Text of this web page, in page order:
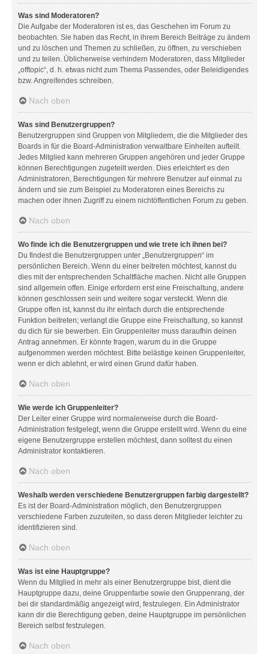
Was sind Moderatoren?
Die Aufgabe der Moderatoren ist es, das Geschehen im Forum zu
beobachten. Sie haben das Recht, in ihrem Bereich Beiträge zu ändern
und zu löschen und Themen zu schließen, zu öffnen, zu verschieben
und zu teilen. Üblicherweise verhindern Moderatoren, dass Mitglieder
„offtopic“, d. h. etwas nicht zum Thema Passendes, oder Beleidigendes
bzw. Angreifendes schreiben.
Nach oben
Was sind Benutzergruppen?
Benutzergruppen sind Gruppen von Mitgliedern, die die Mitglieder des
Boards in für die Board-Administration verwaltbare Einheiten aufteilt.
Jedes Mitglied kann mehreren Gruppen angehören und jeder Gruppe
können Berechtigungen zugeteilt werden. Dies erleichtert es den
Administratoren, Berechtigungen für mehrere Benutzer auf einmal zu
ändern und sie zum Beispiel zu Moderatoren eines Bereichs zu
machen oder ihnen Zugriff zu einem nichtöffentlichen Forum zu geben.
Nach oben
Wo finde ich die Benutzergruppen und wie trete ich ihnen bei?
Du findest die Benutzergruppen unter „Benutzergruppen“ im
persönlichen Bereich. Wenn du einer beitreten möchtest, kannst du
dies mit der entsprechenden Schaltfläche machen. Nicht alle Gruppen
sind allgemein offen. Einige erfordern erst eine Freischaltung, andere
können geschlossen sein und weitere sogar versteckt. Wenn die
Gruppe offen ist, kannst du ihr einfach durch die entsprechende
Funktion beitreten; verlangt die Gruppe eine Freischaltung, so kannst
du dich für sie bewerben. Ein Gruppenleiter muss daraufhin deinen
Antrag annehmen. Er könnte fragen, warum du in die Gruppe
aufgenommen werden möchtest. Bitte belästige keinen Gruppenleiter,
wenn er dich ablehnt, er wird einen Grund dafür haben.
Nach oben
Wie werde ich Gruppenleiter?
Der Leiter einer Gruppe wird normalerweise durch die Board-
Administration festgelegt, wenn die Gruppe erstellt wird. Wenn du eine
eigene Benutzergruppe erstellen möchtest, dann solltest du einen
Administrator kontaktieren.
Nach oben
Weshalb werden verschiedene Benutzergruppen farbig dargestellt?
Es ist der Board-Administration möglich, den Benutzergruppen
verschiedene Farben zuzuteilen, so dass deren Mitglieder leichter zu
identifizieren sind.
Nach oben
Was ist eine Hauptgruppe?
Wenn du Mitglied in mehr als einer Benutzergruppe bist, dient die
Hauptgruppe dazu, deine Gruppenfarbe sowie den Gruppenrang, der
bei dir standardmäßig angezeigt wird, festzulegen. Ein Administrator
kann dir die Berechtigung geben, deine Hauptgruppe im persönlichen
Bereich selbst festzulegen.
Nach oben